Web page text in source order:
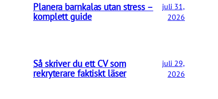
Planera barnkalas utan stress –
komplett guide
juli 31,
2026
Så skriver du ett CV som
rekryterare faktiskt läser
juli 29,
2026